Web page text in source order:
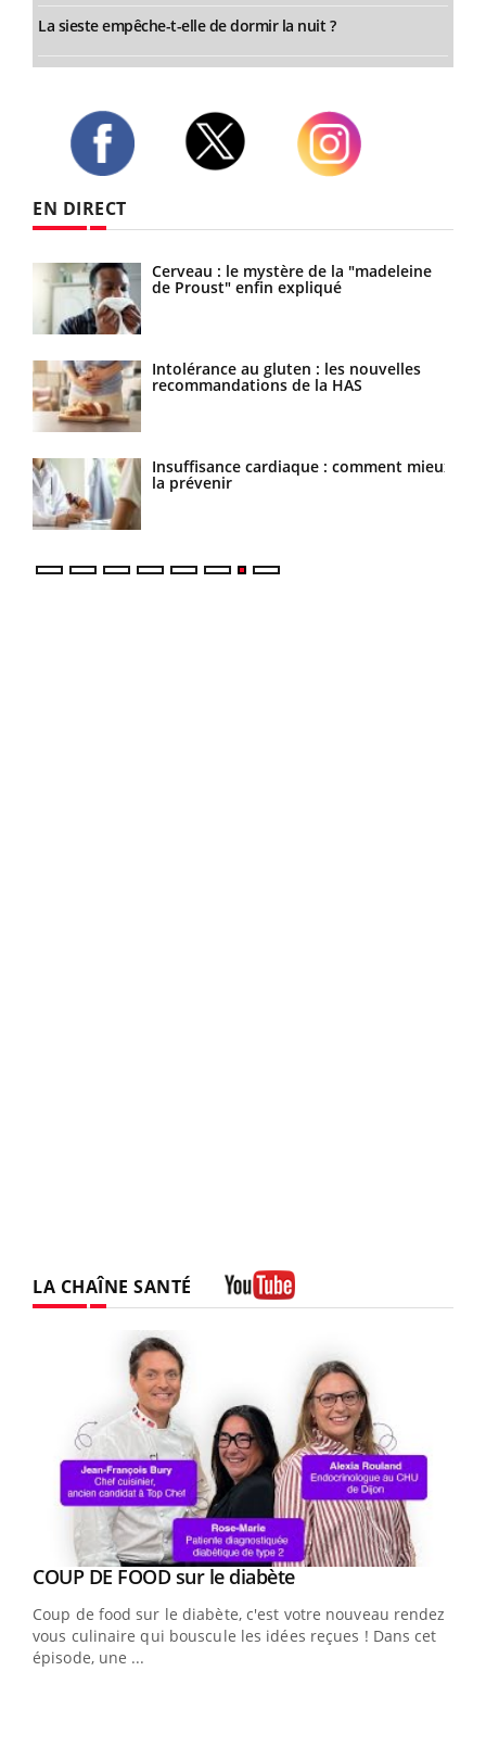
La sieste empêche-t-elle de dormir la nuit ?
EN DIRECT
Cerveau : le mystère de la "madeleine
de Proust" enfin expliqué
Intolérance au gluten : les nouvelles
recommandations de la HAS
Insuffisance cardiaque : comment mieux
la prévenir
LA CHAÎNE SANTÉ
Youtube
COUP DE FOOD sur le diabèteYoutube
Coup de food sur le diabète, c'est votre nouveau rendez-
vous culinaire qui bouscule les idées reçues ! Dans cet
épisode, une ...